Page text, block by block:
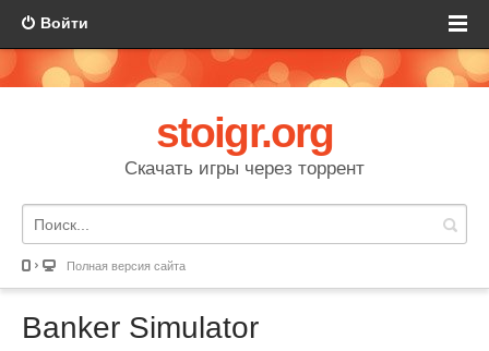
Войти
stoigr.org
Скачать игры через торрент
Полная версия сайта
Banker Simulator